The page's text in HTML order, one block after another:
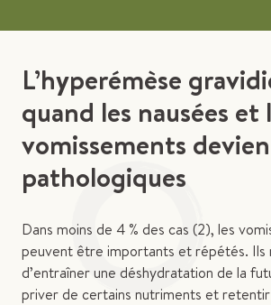
L’hyperémèse
quand les nausées et
vomissements
pathologiques
Dans moins de 4 % des cas (2), les
peuvent être importants et répétés. Ils
d’entraîner une déshydratation de la
priver de certains nutriments et retentir